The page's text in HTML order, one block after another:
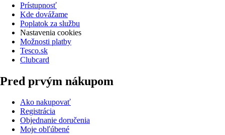
Prístupnosť
Kde dovážame
Poplatok za službu
Nastavenia cookies
Možnosti platby
Tesco.sk
Clubcard
Pred prvým nákupom
Ako nakupovať
Registrácia
Objednanie doručenia
Moje obľúbené